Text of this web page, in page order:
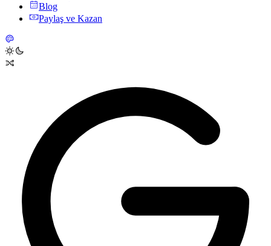
Blog
Paylaş ve Kazan